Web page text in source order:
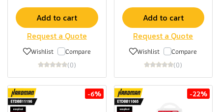
Add to cart
Request a Quote
Wishlist Compare
(0)
Add to cart
Request a Quote
Wishlist Compare
(0)
-6% -22%